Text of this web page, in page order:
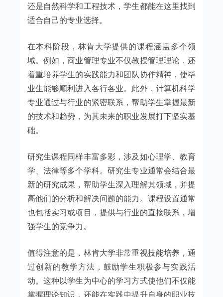
还是自然科学和工程技术，学生都能在这里找到
适合自己的专业选择。
在本科阶段，林肯大学提供的课程涵盖多个领
域。例如，商业管理专业不仅教授管理理论，还
着重培养学生的实践能力和团队协作精神，使毕
业生能够顺利进入各行各业。此外，计算机科学
专业通过与行业的紧密联系，帮助学生掌握最新
的技术和趋势，为其未来的职业发展打下坚实基
础。
研究生课程同样丰富多彩，涉及如心理学、教育
学、法律等多个学科。研究生专业通常会结合最
新的研究成果，帮助学生深入理解其领域，并提
高他们的分析和解决问题的能力。课程设置通常
也包括实习或项目，提供与行业的直接联系，增
强学生的竞争力。
值得注意的是，林肯大学非常重视技能培养，通
过创新的教学方法，鼓励学生积极参与实践活
动。这种以学生为中心的学习方式使他们不仅能
掌握理论知识，还能在实践中提升自身的职业技